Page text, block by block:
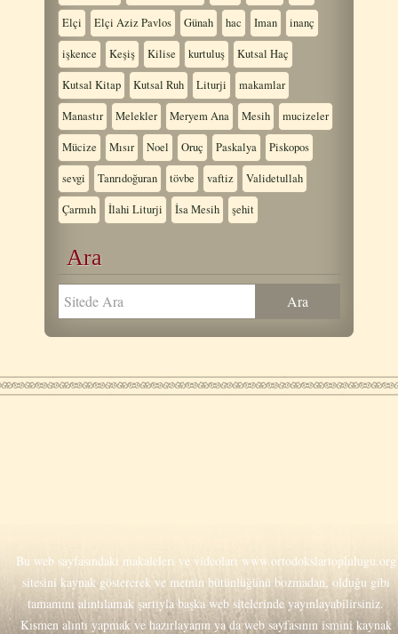
Elçi Elçi Aziz Pavlos Günah hac Iman inanç
işkence Keşiş Kilise kurtuluş Kutsal Haç
Kutsal Kitap Kutsal Ruh Liturji makamlar
Manastır Melekler Meryem Ana Mesih mucizeler
Mücize Mısır Noel Oruç Paskalya Piskopos
sevgi Tanrıdoğuran tövbe vaftiz Validetullah
Çarmıh İlahi Liturji İsa Mesih şehit
Ara
Bu web sayfasındaki makaleleri ve videoları www.ortodokslartoplulugu.org
sitesini kaynak göstererek ve metnin bütünlüğünü bozmadan, olduğu gibi
tamamını alıntılamak şartıyla başka web sitelerinde yayınlayabilirsiniz.
Kısmen alıntı yapmak ve hazırlayanın ya da web sayfasının ismini kaynak